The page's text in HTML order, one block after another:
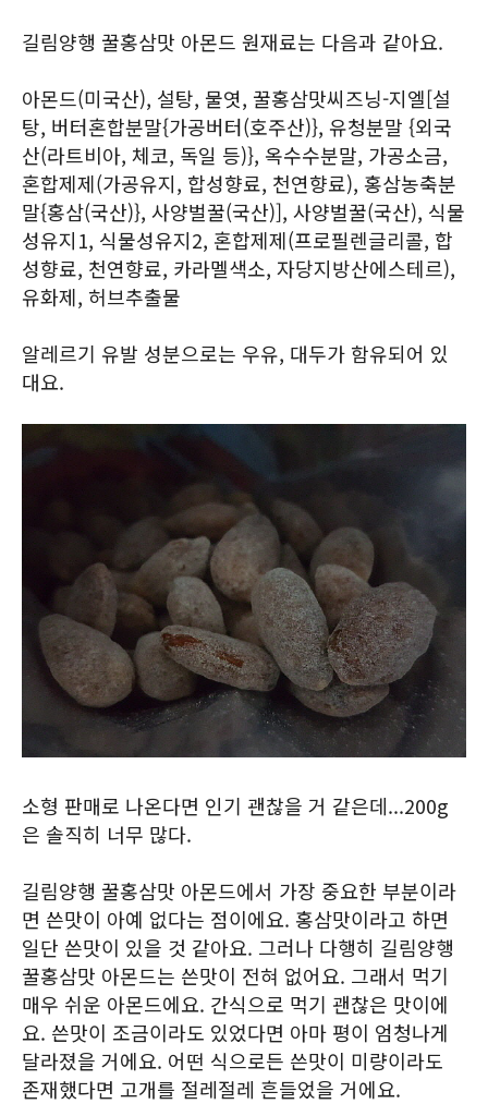
길림양행 꿀홍삼맛 아몬드 원재료는 다음과 같아요.
아몬드(미국산), 설탕, 물엿, 꿀홍삼맛씨즈닝-지엘[설
탕, 버터혼합분말{가공버터(호주산)}, 유청분말 {외국
산(라트비아, 체코, 독일 등)}, 옥수수분말, 가공소금,
혼합제제(가공유지, 합성향료, 천연향료), 홍삼농축분
말{홍삼(국산)}, 사양벌꿀(국산)], 사양벌꿀(국산), 식물
성유지1, 식물성유지2, 혼합제제(프로필렌글리콜, 합
성향료, 천연향료, 카라멜색소, 자당지방산에스테르),
유화제, 허브추출물
알레르기 유발 성분으로는 우유, 대두가 함유되어 있
대요.
소형 판매로 나온다면 인기 괜찮을 거 같은데...200g
은 솔직히 너무 많다.
길림양행 꿀홍삼맛 아몬드에서 가장 중요한 부분이라
면 쓴맛이 아예 없다는 점이에요. 홍삼맛이라고 하면
일단 쓴맛이 있을 것 같아요. 그러나 다행히 길림양행
꿀홍삼맛 아몬드는 쓴맛이 전혀 없어요. 그래서 먹기
매우 쉬운 아몬드에요. 간식으로 먹기 괜찮은 맛이에
요. 쓴맛이 조금이라도 있었다면 아마 평이 엄청나게
달라졌을 거에요. 어떤 식으로든 쓴맛이 미량이라도
존재했다면 고개를 절레절레 흔들었을 거에요.